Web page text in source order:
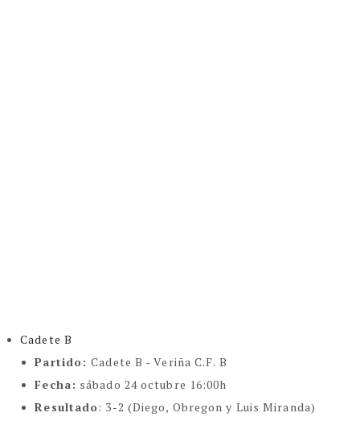
Cadete B
Partido:Cadete B - Veriña C.F. B
Fecha: sábado 24 octubre 16:00h
Resultado: 3-2 (Diego, Obregon y Luis Miranda)